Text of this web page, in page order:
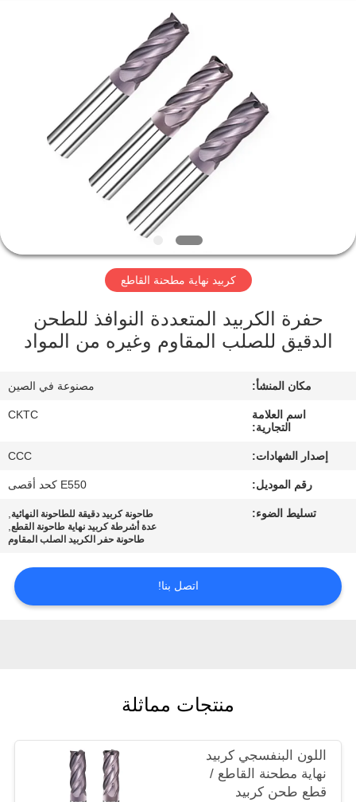
عنا
المعمل
مراقبة
الجودة
اقتباس
POLICY
كربيد نهاية مطحنة القاطع
حفرة الكربيد المتعددة النوافذ للطحن
الدقيق للصلب المقاوم وغيره من المواد
مكان المنشأ: مصنوعة في الصين
اسم العلامة
التجارية:
CKTC
إصدار الشهادات: CCC
رقم الموديل: E550 كحد أقصى
تسليط الضوء: طاحونة كربيد دقيقة للطاحونة النهائية,
عدة أشرطة كربيد نهاية طاحونة القطع,
طاحونة حفر الكربيد الصلب المقاوم
اتصل بنا!
منتجات مماثلة
اللون البنفسجي كربيد
نهاية مطحنة القاطع /
قطع طحن كربيد